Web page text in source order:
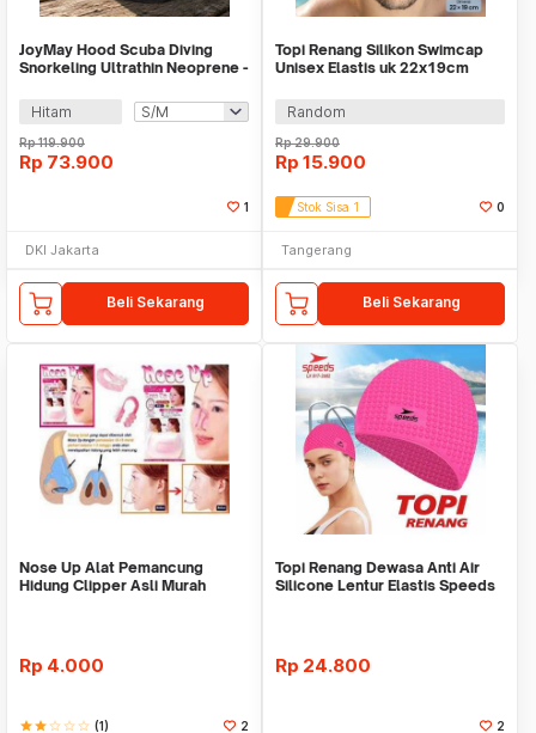
JoyMay Hood Scuba Diving
Snorkeling Ultrathin Neoprene -
Hitam
Rp119.900
Rp 73.900
1
DKI Jakarta
Beli Sekarang
Topi Renang Silikon Swimcap
Unisex Elastis uk 22x19cm
Random
Rp29.900
Rp 15.900
Stok Sisa 1 0
Tangerang
Beli Sekarang
Nose Up Alat Pemancung
Hidung Clipper Asli Murah
Rp 4.000
starstarstar_borderstar_borderstar_border (1) 2
Topi Renang Dewasa Anti Air
Silicone Lentur Elastis Speeds
Rp 24.800
2